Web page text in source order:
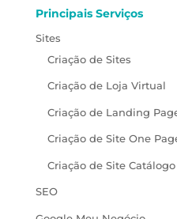
Principais Serviços
Sites
Criação de Sites
Criação de Loja Virtual
Criação de Landing
Criação de Site One
Criação de Site
SEO